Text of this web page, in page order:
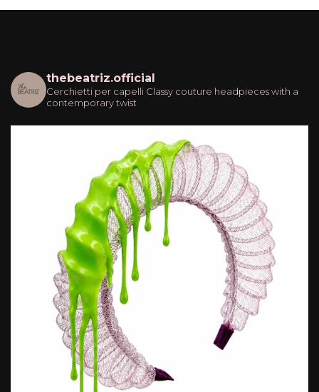
thebeatriz.official
Cerchietti per capelli Classy couture headpieces with a
contemporary twist